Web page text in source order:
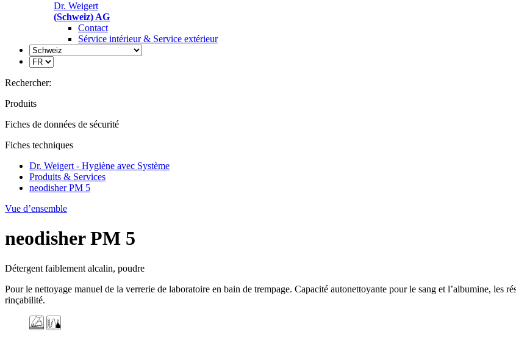
Dr. Weigert
(Schweiz) AG
Contact
Sérvice intérieur & Service extérieur
Rechercher:
Produits
Fiches de données de sécurité
Fiches techniques
Dr. Weigert - Hygiène avec Système
Produits & Services
neodisher PM 5
Vue d’ensemble
neodisher PM 5
Détergent faiblement alcalin, poudre
Pour le nettoyage manuel de la verrerie de laboratoire en bain de trempage. Capacité autonettoyante pour le sang et l’albumine, les
rinçabilité.